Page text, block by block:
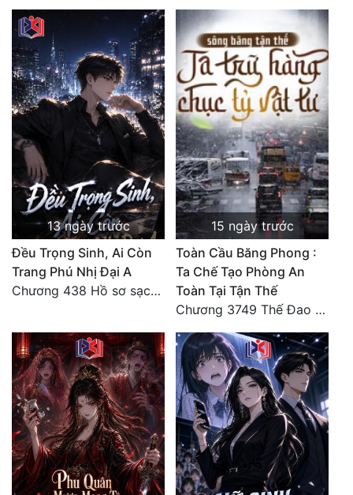
13 ngày trước
Đều Trọng Sinh, Ai Còn
Trang Phú Nhị Đại A
Chương 438 Hồ sơ sạch sẽ và lời cảnh cáo từ nhiều phía điều tra (2/2)
15 ngày trước
Toàn Cầu Băng Phong :
Ta Chế Tạo Phòng An
Toàn Tại Tận Thế
Chương 3749 Thế Đao xuất kích